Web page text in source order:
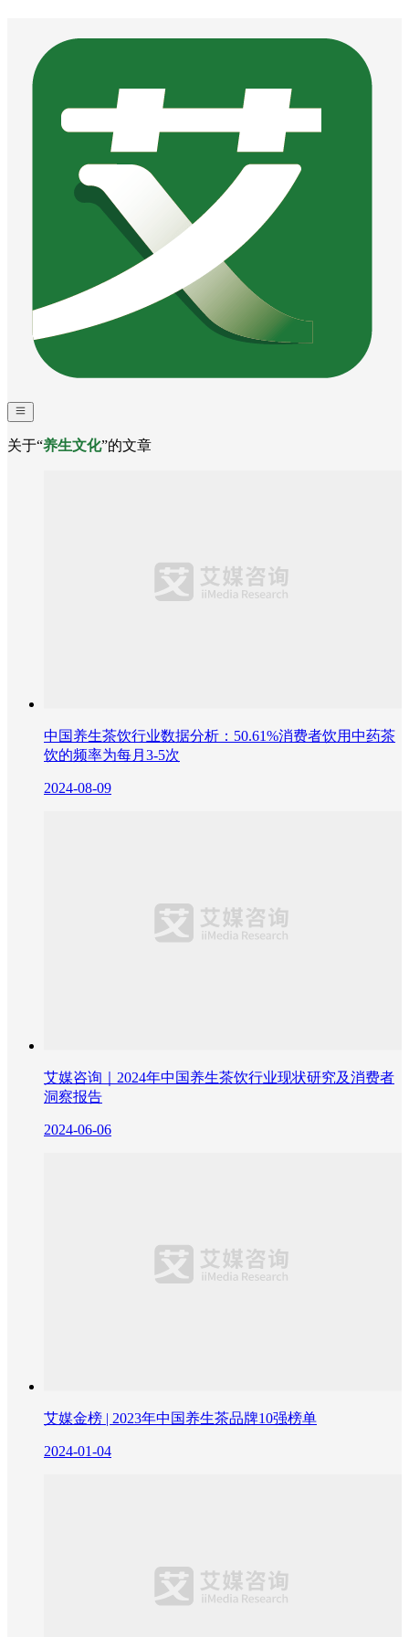
关于“养生文化”的文章
中国养生茶饮行业数据分析：50.61%消费者饮用中药茶
饮的频率为每月3-5次
2024-08-09
艾媒咨询｜2024年中国养生茶饮行业现状研究及消费者
洞察报告
2024-06-06
艾媒金榜 | 2023年中国养生茶品牌10强榜单
2024-01-04